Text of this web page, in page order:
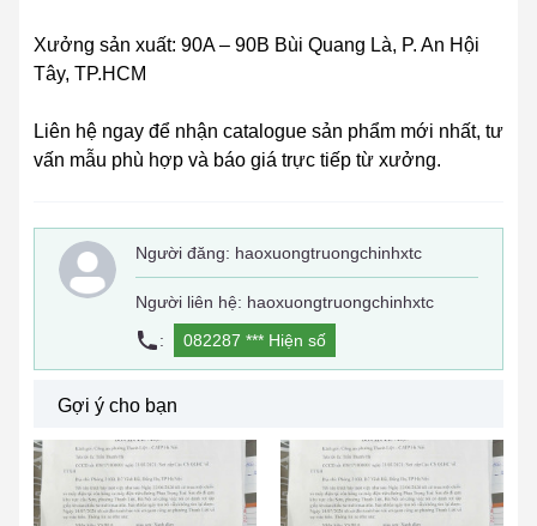
Xưởng sản xuất: 90A – 90B Bùi Quang Là, P. An Hội
Tây, TP.HCM
Liên hệ ngay để nhận catalogue sản phẩm mới nhất, tư
vấn mẫu phù hợp và báo giá trực tiếp từ xưởng.
Người đăng: haoxuongtruongchinhxtc
Người liên hệ: haoxuongtruongchinhxtc
:
082287 *** Hiện số
Gợi ý cho bạn